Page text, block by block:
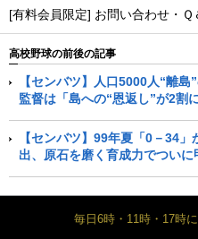
[有料会員限定] お問い合わせ・Ｑ
高校野球の前後の記事
【センバツ】人口5000人“離
監督は「島への“恩返し”が2割
【センバツ】99年夏「0－34
出、原石を磨く育成力でついに
毎日6時・11時・17時